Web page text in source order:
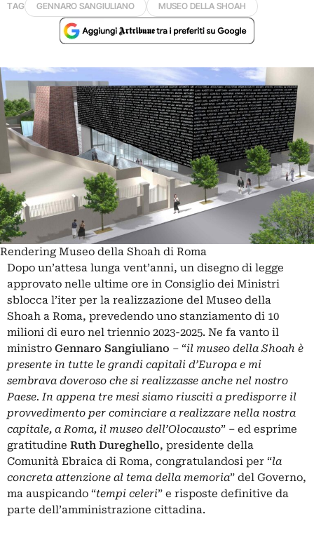
TAG GENNARO SANGIULIANO MUSEO DELLA SHOAH
Rendering Museo della Shoah di Roma
Dopo un’attesa lunga vent’anni, un disegno di legge
approvato nelle ultime ore in Consiglio dei Ministri
sblocca l’iter per la realizzazione del Museo della
Shoah a Roma, prevedendo uno stanziamento di 10
milioni di euro nel triennio 2023-2025. Ne fa vanto il
ministro Gennaro Sangiuliano – “il museo della Shoah è
presente in tutte le grandi capitali d’Europa e mi
sembrava doveroso che si realizzasse anche nel nostro
Paese. In appena tre mesi siamo riusciti a predisporre il
provvedimento per cominciare a realizzare nella nostra
capitale, a Roma, il museo dell’Olocausto” – ed esprime
gratitudine Ruth Dureghello, presidente della
Comunità Ebraica di Roma, congratulandosi per “la
concreta attenzione al tema della memoria” del Governo,
ma auspicando “tempi celeri” e risposte definitive da
parte dell’amministrazione cittadina.